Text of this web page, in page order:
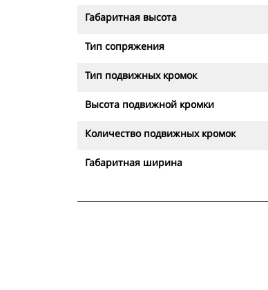
Габаритная высота
Тип сопряжения
Тип подвижных кромок
Высота подвижной кромки
Количество подвижных кромок
Габаритная ширина